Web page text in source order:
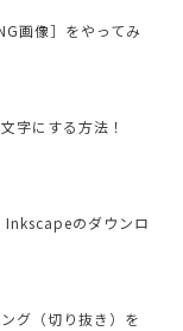
画像］をやってみ
字にする方法！
Inkscapeのダウンロ
グ（切り抜き）を